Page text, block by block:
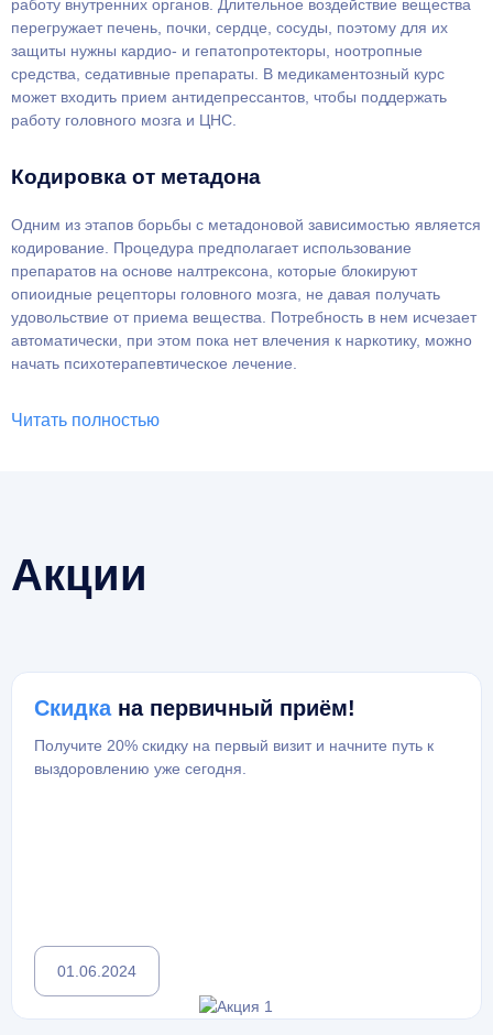
работу внутренних органов. Длительное воздействие вещества
перегружает печень, почки, сердце, сосуды, поэтому для их
защиты нужны кардио- и гепатопротекторы, ноотропные
средства, седативные препараты. В медикаментозный курс
может входить прием антидепрессантов, чтобы поддержать
работу головного мозга и ЦНС.
Кодировка от метадона
Одним из этапов борьбы с метадоновой зависимостью является
кодирование. Процедура предполагает использование
препаратов на основе налтрексона, которые блокируют
опиоидные рецепторы головного мозга, не давая получать
удовольствие от приема вещества. Потребность в нем исчезает
автоматически, при этом пока нет влечения к наркотику, можно
начать психотерапевтическое лечение.
Читать полностью
Акции
Скидкана первичный приём!
Получите 20% скидку на первый визит и начните путь к
выздоровлению уже сегодня.
01.06.2024